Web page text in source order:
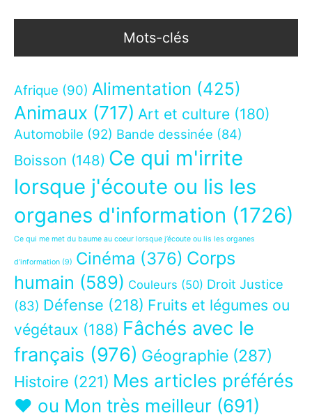
Mots-clés
Afrique (90) Alimentation (425)
Animaux (717) Art et culture (180)
Automobile (92) Bande dessinée (84)
Boisson (148) Ce qui m'irrite
lorsque j'écoute ou lis les
organes d'information (1726)
Ce qui me met du baume au coeur lorsque j’écoute ou lis les organes
d’information (9) Cinéma (376) Corps
humain (589) Couleurs (50) Droit Justice
(83) Défense (218) Fruits et légumes ou
végétaux (188) Fâchés avec le
français (976) Géographie (287)
Histoire (221) Mes articles préférés
❤ ou Mon très meilleur (691)